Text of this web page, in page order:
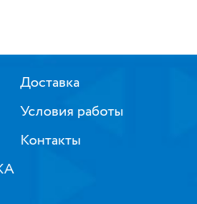
Доставка
Условия работы
Контакты